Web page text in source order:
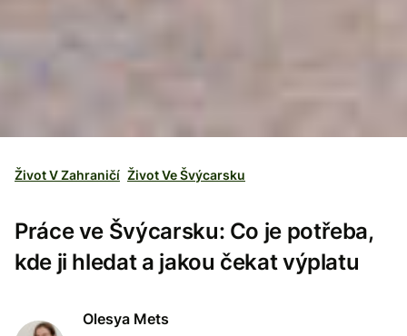
Život V Zahraničí Život Ve Švýcarsku
Práce ve Švýcarsku: Co je potřeba,
kde ji hledat a jakou čekat výplatu
Olesya Mets